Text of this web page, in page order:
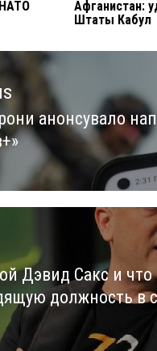
НАТО
Афганистан:
Штаты Кабул
анонсувало
Дэвид Сакс и
должность в